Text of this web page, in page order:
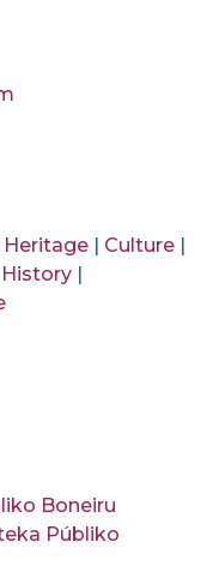
Heritage | Culture |
History |
Boneiru
Públiko